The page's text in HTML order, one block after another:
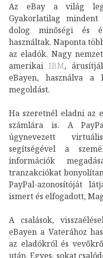
Az eBay a világ
Gyakorlatilag
dolog minőségi és
használtak. Naponta
az eladók. Nagy
amerikaiIBM,
eBayen, használva
megoldást.
Ha szeretnél eladni az
számlára is. A
úgynevezett
segítségével a
információk
tranzakciókat
PayPal-azonosítóját
ismert és elfogadott,
A csalások,
eBayen a Vaterához
az eladókról és
után. Egyes, sokat